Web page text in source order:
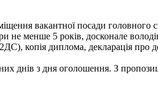
вакантної посади головного
не менше 5 років, досконале
копія диплома, декларація про
днів з дня оголошення. З